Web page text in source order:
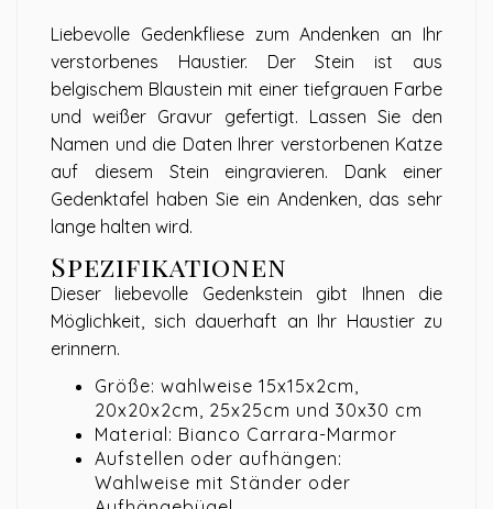
Liebevolle Gedenkfliese zum Andenken an Ihr
verstorbenes Haustier. Der Stein ist aus
belgischem Blaustein mit einer tiefgrauen Farbe
und weißer Gravur gefertigt. Lassen Sie den
Namen und die Daten Ihrer verstorbenen Katze
auf diesem Stein eingravieren. Dank einer
Gedenktafel haben Sie ein Andenken, das sehr
lange halten wird.
Spezifikationen
Dieser liebevolle Gedenkstein gibt Ihnen die
Möglichkeit, sich dauerhaft an Ihr Haustier zu
erinnern.
Größe: wahlweise 15x15x2cm,
20x20x2cm, 25x25cm und 30x30 cm
Material: Bianco Carrara-Marmor
Aufstellen oder aufhängen:
Wahlweise mit Ständer oder